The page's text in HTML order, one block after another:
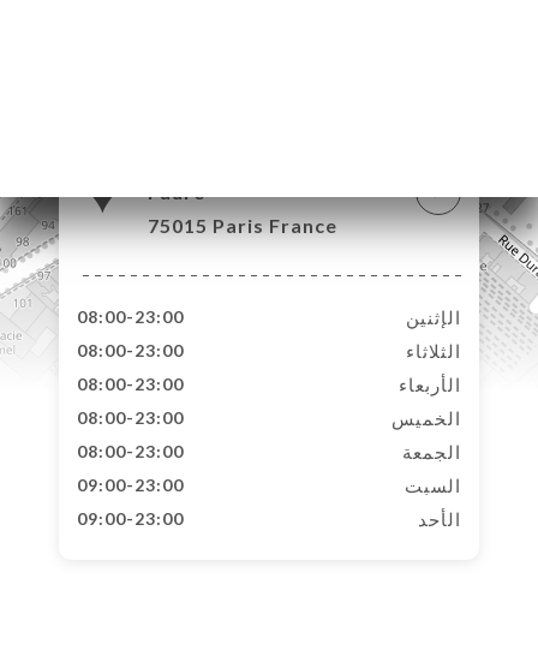
Faure
75015 Paris France
الإثنين 08:00-23:00
الثلاثاء 08:00-23:00
الأربعاء 08:00-23:00
الخميس 08:00-23:00
الجمعة 08:00-23:00
السبت 09:00-23:00
الأحد 09:00-23:00